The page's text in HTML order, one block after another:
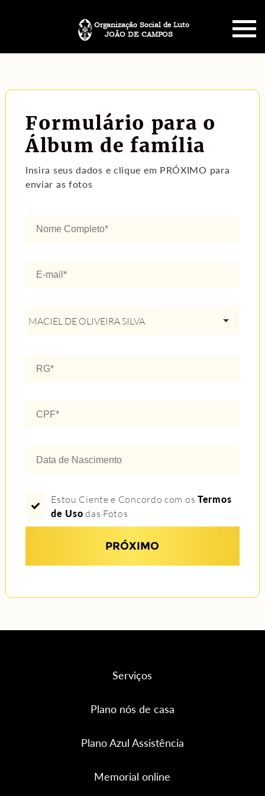
JOÃO DE CAMPOS
Organização Social de Luto
PLANO FUNERÁRIO
NECROLOGIA
MENSAGENS
Formulário para o
Álbum de família
Insira seus dados e clique em PRÓXIMO para
enviar as fotos
MACIEL DE OLIVEIRA SILVA
Estou Ciente e Concordo com os Termos
de Uso das Fotos
PRÓXIMO
Serviços
Plano nós de casa
Plano Azul Assistência
Memorial online